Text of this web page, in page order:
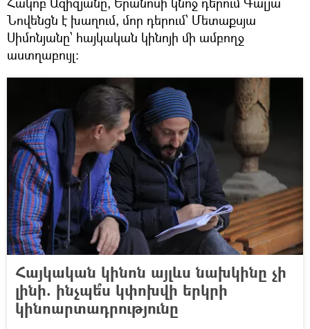
Նովենցն է խաղում, մոր դերում՝ Մետաքսյա
Սիմոնյանը՝ հայկական կինոյի մի ամբողջ
աստղաբույլ:
Հայկական կինոն այլևս նախկինը չի
լինի. ինչպե՞ս կփոխվի երկրի
կինոարտադրությունը